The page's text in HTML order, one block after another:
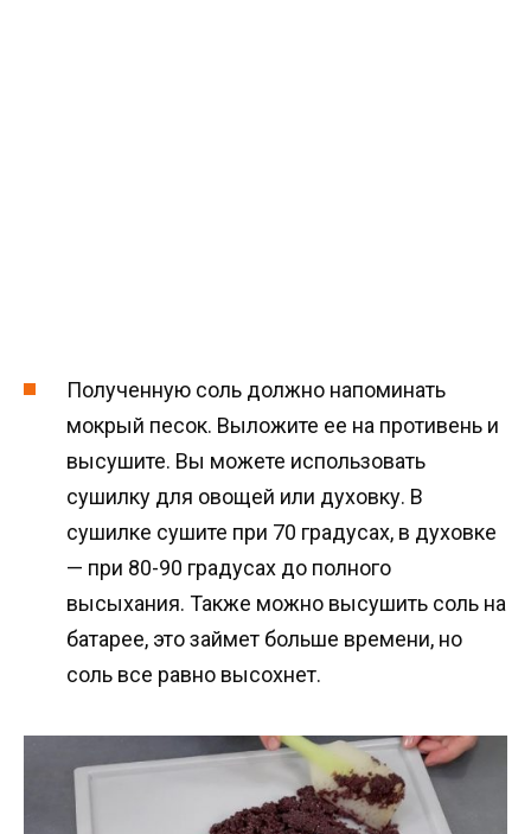
Полученную соль должно напоминать
мокрый песок. Выложите ее на противень и
высушите. Вы можете использовать
сушилку для овощей или духовку. В
сушилке сушите при 70 градусах, в духовке
— при 80-90 градусах до полного
высыхания. Также можно высушить соль на
батарее, это займет больше времени, но
соль все равно высохнет.